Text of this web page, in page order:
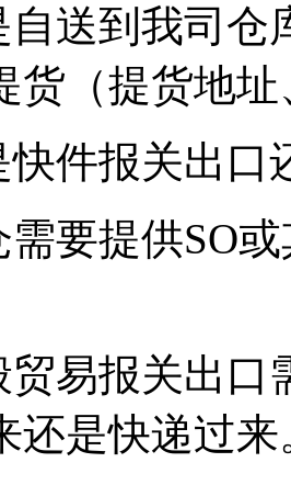
自送到我司
货（提货地
快件报关出口
需要提供SO
贸易报关出
还是快递过来